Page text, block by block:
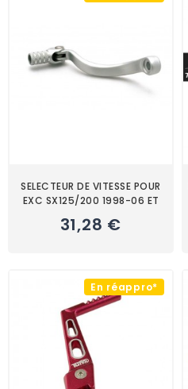
SELECTEUR DE VITESSE POUR
EXC SX125/200 1998-06 ET
31,28 €
En réappro*